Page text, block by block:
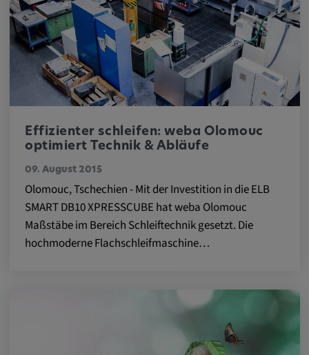
Effizienter schleifen: weba Olomouc
optimiert Technik & Abläufe
09. August 2015
Olomouc, Tschechien - Mit der Investition in die ELB
SMART DB10 XPRESSCUBE hat weba Olomouc
Maßstäbe im Bereich Schleiftechnik gesetzt. Die
hochmoderne Flachschleifmaschine…
zuzuordnen.
Cookie Laufzeit:
1 Jahr
Vimeo
Matterport
Name:
_mkto_trk, singular_device_id, _vis_opt_s,
_gcl_au, FPAU, _rdt_uuid, _zitok,
_vis_opt_exp_124_combi,
_vis_opt_exp_140_combi, _vwo_ds,
apple_analytics, _clck, cookie_consent_v3